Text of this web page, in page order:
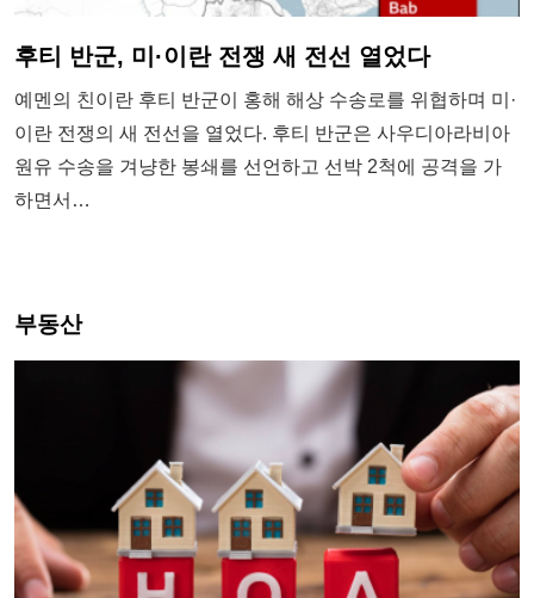
후티 반군, 미·이란 전쟁 새 전선 열었다
예멘의 친이란 후티 반군이 홍해 해상 수송로를 위협하며 미·
이란 전쟁의 새 전선을 열었다. 후티 반군은 사우디아라비아
원유 수송을 겨냥한 봉쇄를 선언하고 선박 2척에 공격을 가
하면서…
부동산